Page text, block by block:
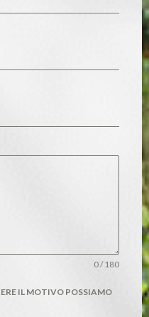
0 / 180
IL MOTIVO POSSIAMO